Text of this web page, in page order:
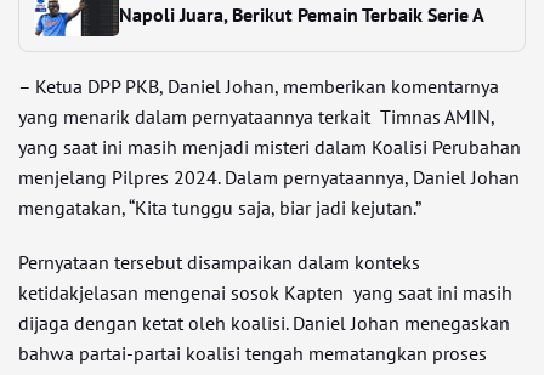
Napoli Juara, Berikut Pemain Terbaik Serie A
– Ketua DPP PKB, Daniel Johan, memberikan komentarnya
yang menarik dalam pernyataannya terkait Timnas AMIN,
yang saat ini masih menjadi misteri dalam Koalisi Perubahan
menjelang Pilpres 2024. Dalam pernyataannya, Daniel Johan
mengatakan, “Kita tunggu saja, biar jadi kejutan.”
Pernyataan tersebut disampaikan dalam konteks
ketidakjelasan mengenai sosok Kapten yang saat ini masih
dijaga dengan ketat oleh koalisi. Daniel Johan menegaskan
bahwa partai-partai koalisi tengah mematangkan proses